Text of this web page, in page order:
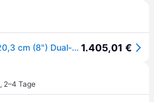
Samsung Galaxy Z Fold 7 20,3 cm (8") Dual-SIM Android SM-F966BZSBEUB 1.405,01 €
, 2–4 Tage